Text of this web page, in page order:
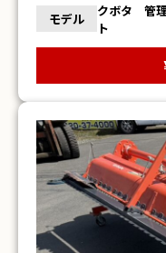
モデル
クボタ 管
ト